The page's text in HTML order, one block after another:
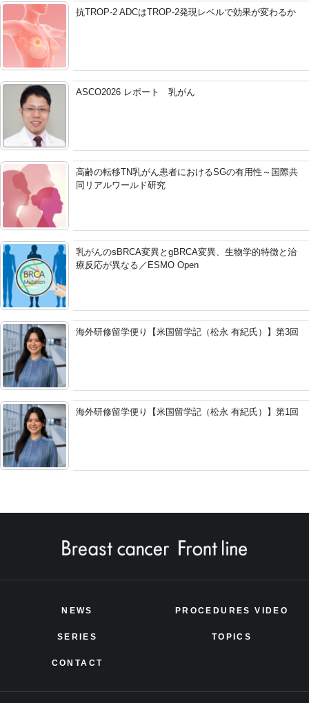
抗TROP-2 ADCはTROP-2発現レベルで効果が変わるか
ASCO2026 レポート 乳がん
高齢の転移TN乳がん患者におけるSGの有用性～国際共
同リアルワールド研究
乳がんのsBRCA変異とgBRCA変異、生物学的特徴と治
療反応が異なる／ESMO Open
海外研修留学便り【米国留学記（松永 有紀氏）】第3回
海外研修留学便り【米国留学記（松永 有紀氏）】第1回
NEWS PROCEDURES VIDEO
SERIES TOPICS
CONTACT